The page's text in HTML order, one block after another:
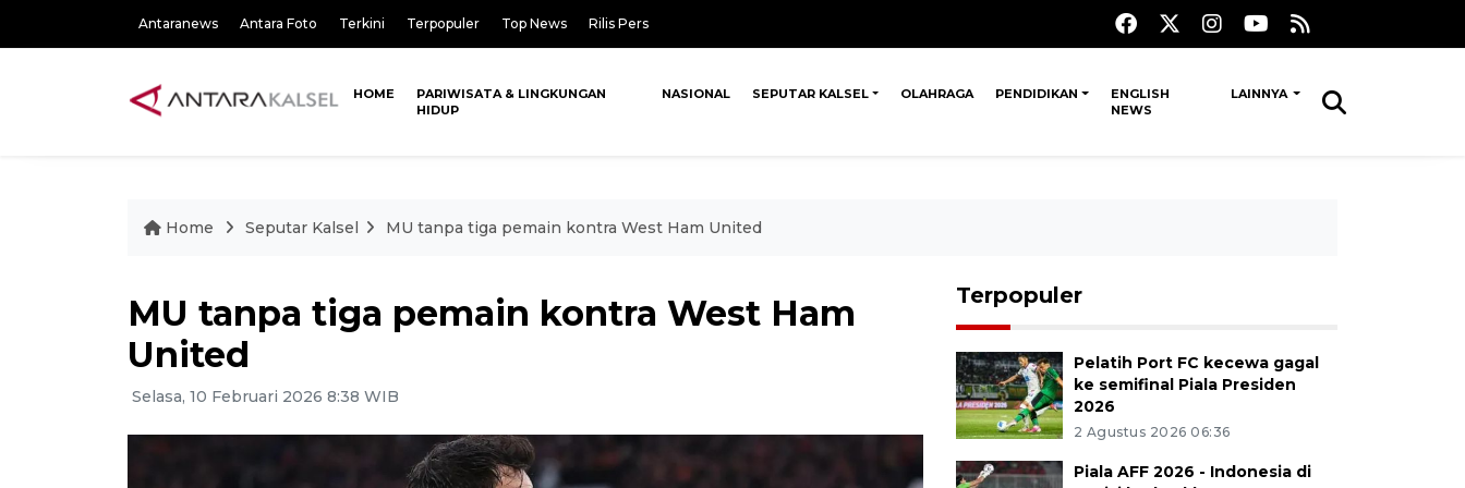
Antaranews Antara Foto Terkini Terpopuler Top News Rilis Pers
HOME
PARIWISATA & LINGKUNGAN
HIDUP
NASIONAL SEPUTAR KALSEL OLAHRAGA PENDIDIKAN
ENGLISH
NEWS
LAINNYA
Home Seputar Kalsel MU tanpa tiga pemain kontra West Ham United
MU tanpa tiga pemain kontra West Ham
United
Selasa, 10 Februari 2026 8:38 WIB
Terpopuler
Pelatih Port FC kecewa gagal
ke semifinal Piala Presiden
2026
2 Agustus 2026 06:36
Piala AFF 2026 - Indonesia di